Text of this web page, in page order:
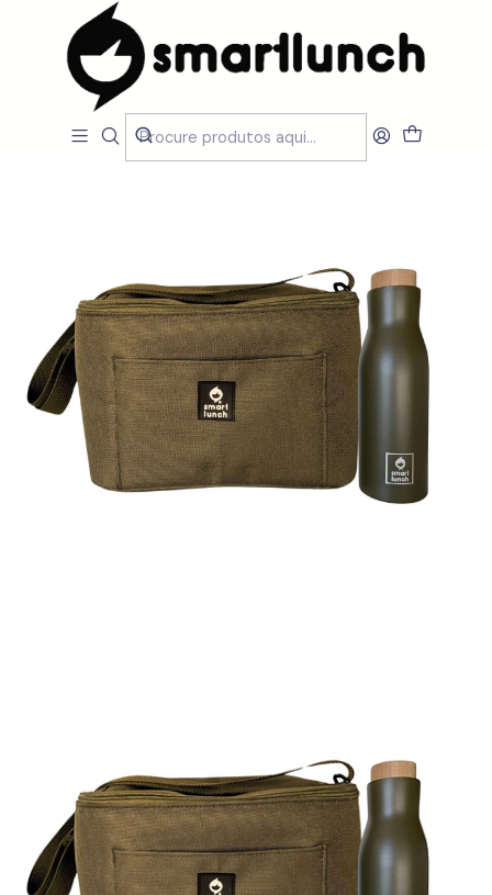
CARACTERISTICAS
Set Lancheira Daily Verde e Garrafa Térmica 500 ml